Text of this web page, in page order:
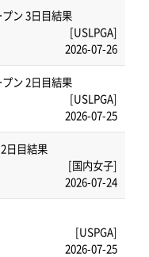
ン 3日目結果
[USLPGA]
2026-07-26
ン 2日目結果
[USLPGA]
2026-07-25
日目結果
[国内女子]
2026-07-24
[USPGA]
2026-07-25